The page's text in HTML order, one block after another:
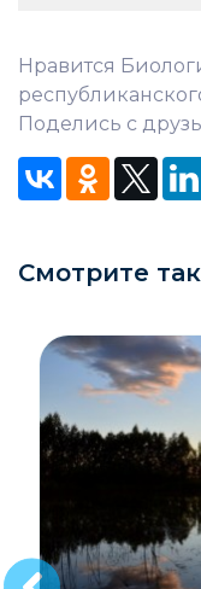
Нравится
Поделись с
Смотрите